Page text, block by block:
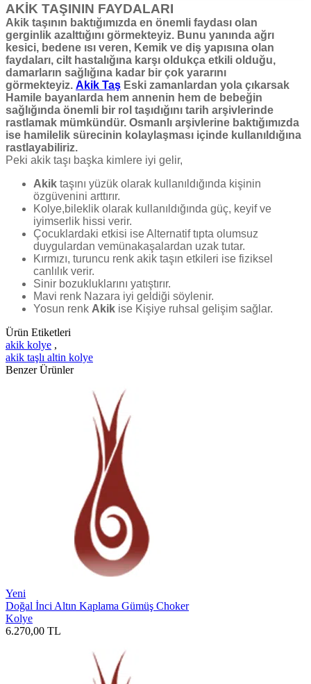
AKİK TAŞININ FAYDALARI
Akik taşının baktığımızda en önemli faydası olan
gerginlik azalttığını görmekteyiz. Bunu yanında ağrı
kesici, bedene ısı veren, Kemik ve diş yapısına olan
faydaları, cilt hastalığına karşı oldukça etkili olduğu,
damarların sağlığına kadar bir çok yararını
görmekteyiz. Akik Taş Eski zamanlardan yola çıkarsak
Hamile bayanlarda hem annenin hem de bebeğin
sağlığında önemli bir rol taşıdığını tarih arşivlerinde
rastlamak mümkündür. Osmanlı arşivlerine baktığımızda
ise hamilelik sürecinin kolaylaşması içinde kullanıldığına
rastlayabiliriz.
Peki akik taşı başka kimlere iyi gelir,
Akik taşını yüzük olarak kullanıldığında kişinin
özgüvenini arttırır.
Kolye,bileklik olarak kullanıldığında güç, keyif ve
iyimserlik hissi verir.
Çocuklardaki etkisi ise Alternatif tıpta olumsuz
duygulardan vemünakaşalardan uzak tutar.
Kırmızı, turuncu renk akik taşın etkileri ise fiziksel
canlılık verir.
Sinir bozukluklarını yatıştırır.
Mavi renk Nazara iyi geldiği söylenir.
Yosun renk Akik ise Kişiye ruhsal gelişim sağlar.
Ürün Etiketleri
akik kolye ,
akik taşlı altin kolye
Benzer Ürünler
Yeni
Doğal İnci Altın Kaplama Gümüş Choker
Kolye
6.270,00 TL